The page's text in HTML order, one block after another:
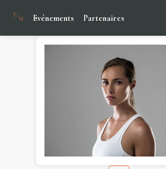
Evénements Partenaires